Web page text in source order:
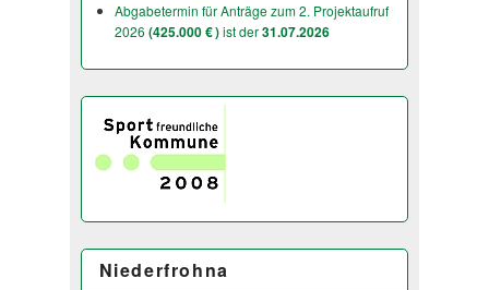
Abgabetermin für Anträge zum 2. Projektaufruf
2026 (425.000 € )ist der31.07.2026
Niederfrohna